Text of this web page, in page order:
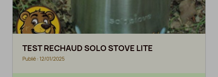
TEST RECHAUD SOLO STOVE LITE
Publié : 12/01/2025